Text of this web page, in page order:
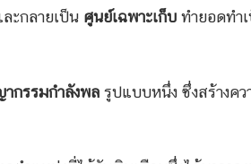
ะกลายเป็น ศูนย์เฉพาะเก็บ ทำยอดทำ
กรรมกำลังพล รูปแบบหนึ่ง ซึ่งสร้างค